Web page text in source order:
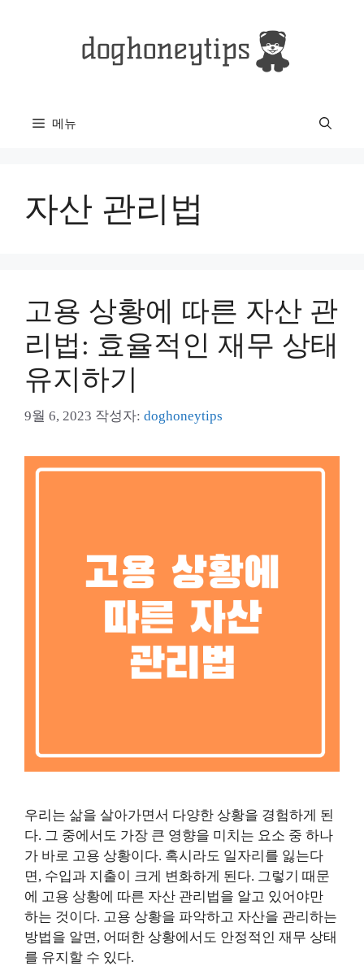
메뉴
자산 관리법
고용 상황에 따른 자산 관
리법: 효율적인 재무 상태
유지하기
9월 6, 2023 작성자: doghoneytips
우리는 삶을 살아가면서 다양한 상황을 경험하게 된
다. 그 중에서도 가장 큰 영향을 미치는 요소 중 하나
가 바로 고용 상황이다. 혹시라도 일자리를 잃는다
면, 수입과 지출이 크게 변화하게 된다. 그렇기 때문
에 고용 상황에 따른 자산 관리법을 알고 있어야만
하는 것이다. 고용 상황을 파악하고 자산을 관리하는
방법을 알면, 어떠한 상황에서도 안정적인 재무 상태
를 유지할 수 있다.